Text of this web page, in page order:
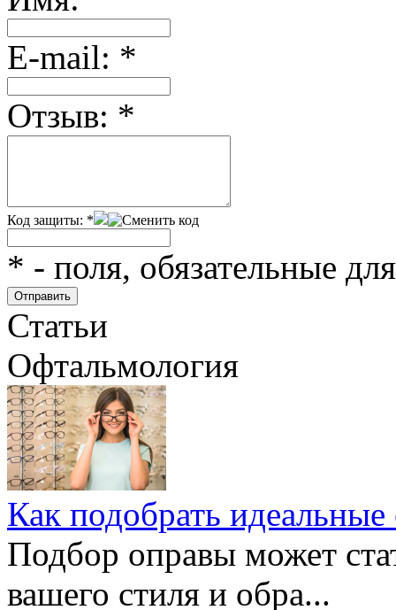
Е-mail: *
Отзыв: *
Код защиты: *
* - поля, обязательные
Статьи
Офтальмология
Как подобрать
Подбор оправы может
вашего стиля и обра...